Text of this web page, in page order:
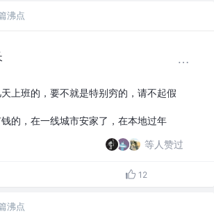
沸点
上班的，要不就是特别穷的，请不起假
的，在一线城市安家了，在本地过年
等人赞过
12
沸点